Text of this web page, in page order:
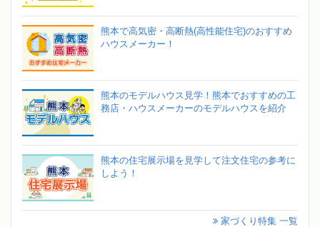
熊本で高気密・高断熱(高性能住宅)のおすすめ
ハウスメーカー！
熊本のモデルハウス見学！熊本でおすすめの工
務店・ハウスメーカーのモデルハウスを紹介
熊本の住宅展示場を見学して注文住宅の参考に
しよう！
家づくり特集 一覧